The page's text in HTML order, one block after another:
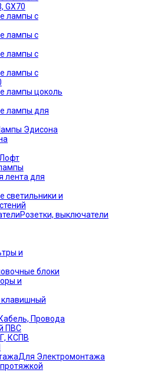
GX70
лампы с
лампы с
лампы с
лампы с
лампы цоколь
лампы для
Эдисона
лента для
светильники и
Розетки, выключатели
и
блоки
и
Кабель, Провода
ПВС
КСПВ
Для Электромонтажа